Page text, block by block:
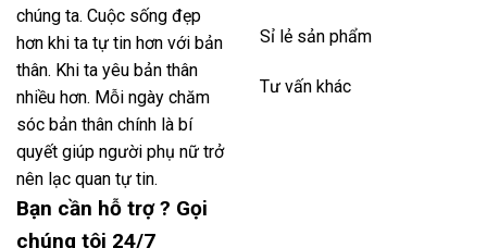
chúng ta. Cuộc sống đẹp
hơn khi ta tự tin hơn với bản
thân. Khi ta yêu bản thân
nhiều hơn. Mỗi ngày chăm
sóc bản thân chính là bí
quyết giúp người phụ nữ trở
nên lạc quan tự tin.
Bạn cần hỗ trợ ? Gọi
chúng tôi 24/7
Sỉ lẻ sản phẩm
Tư vấn khác